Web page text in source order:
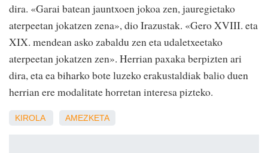
dira. «Garai batean jauntxoen jokoa zen, jauregietako
aterpeetan jokatzen zena», dio Irazustak. «Gero XVIII. eta
XIX. mendean asko zabaldu zen eta udaletxeetako
aterpeetan jokatzen zen». Herrian paxaka berpizten ari
dira, eta ea biharko bote luzeko erakustaldiak balio duen
herrian ere modalitate horretan interesa pizteko.
KIROLA AMEZKETA